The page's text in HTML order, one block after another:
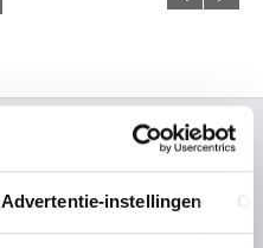
Advertentie-instellingen
Onderzoek